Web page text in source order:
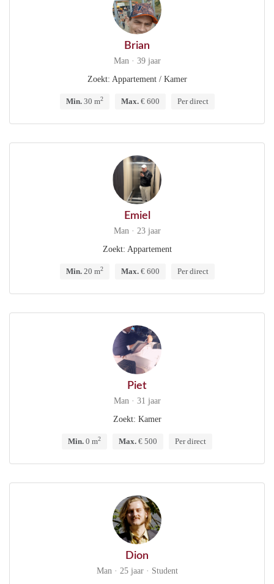
Brian
Man · 39 jaar
Zoekt: Appartement / Kamer
Min.30 m2 Max.€ 600 Per direct
Emiel
Man · 23 jaar
Zoekt: Appartement
Min.20 m2 Max.€ 600 Per direct
Piet
Man · 31 jaar
Zoekt: Kamer
Min. 0 m2 Max. € 500 Per direct
Dion
Man · 25 jaar · Student